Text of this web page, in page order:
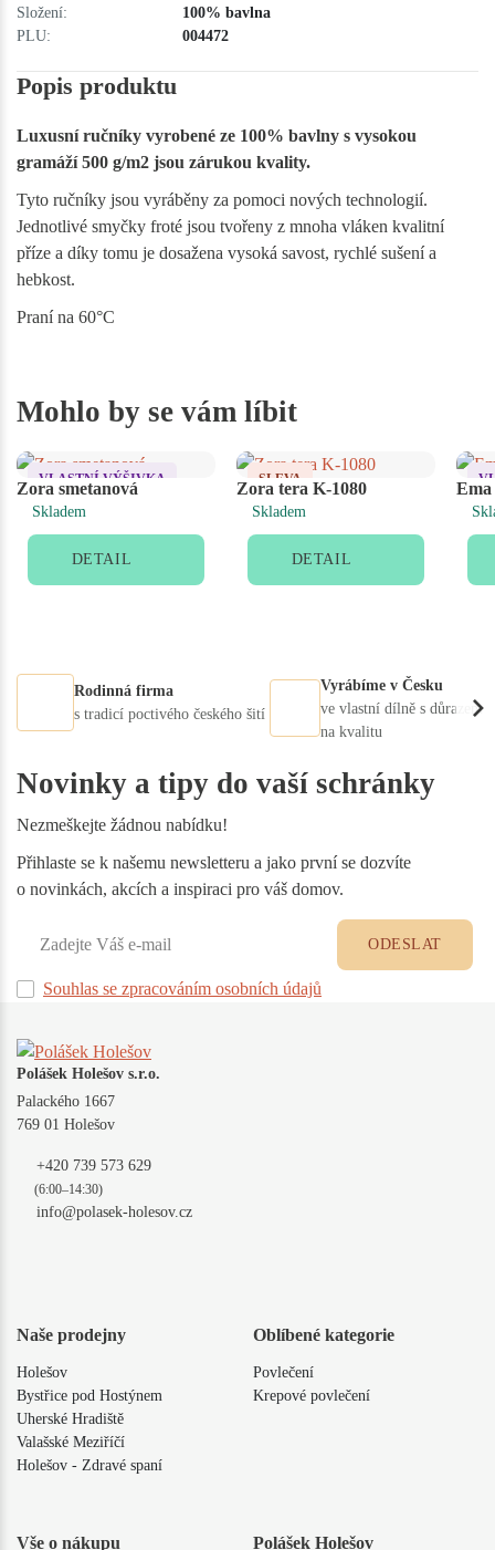
Složení:
100% bavlna
PLU:
004472
Popis produktu
Luxusní ručníky vyrobené ze 100% bavlny s vysokou
gramáží 500 g/m2 jsou zárukou kvality.
Tyto ručníky jsou vyráběny za pomoci nových technologií.
Jednotlivé smyčky froté jsou tvořeny z mnoha vláken kvalitní
příze a díky tomu je dosažena vysoká savost, rychlé sušení a
hebkost.
Praní na 60°C
Mohlo by se vám líbit
VLASTNÍ VÝŠIVKA
Zora smetanová
Skladem
DETAIL
SLEVA
VLASTNÍ VÝŠIVKA
Zora tera K-1080
Skladem
DETAIL
Rodinná firma
s tradicí poctivého českého šití
Vyrábíme v Česku
ve vlastní dílně s důrazem
na kvalitu
Novinky a tipy do vaší schránky
Nezmeškejte žádnou nabídku!
Přihlaste se k našemu newsletteru a jako první se dozvíte
o novinkách, akcích a inspiraci pro váš domov.
Souhlas se zpracováním osobních údajů
ODESLAT
Polášek Holešov s.r.o.
Palackého 1667
769 01 Holešov
+420 739 573 629
(6:00–14:30)
info@polasek-holesov.cz
Naše prodejny
Holešov
Bystřice pod Hostýnem
Uherské Hradiště
Valašské Meziříčí
Holešov - Zdravé spaní
Oblíbené kategorie
Povlečení
Krepové povlečení
Vše o nákupu Polášek Holešov